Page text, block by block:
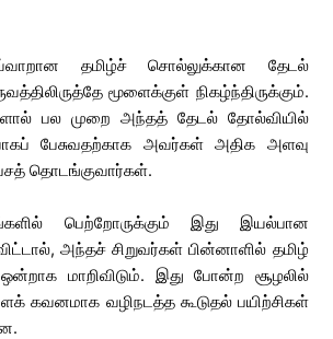
தமிழ்ச் சொல்லுக்கான தேடல்
மூளைக்குள் நிகழ்ந்திருக்கும்.
பல முறை அந்தத் தேடல் தோல்வியில்
பேசுவதற்காக அவர்கள் அதிக அளவு
தொடங்குவார்கள்.
பெற்றோருக்கும் இது இயல்பான
அந்தச் சிறுவர்கள் பின்னாளில் தமிழ்
மாறிவிடும். இது போன்ற சூழலில்
கவனமாக வழிநடத்த கூடுதல் பயிற்சிகள்